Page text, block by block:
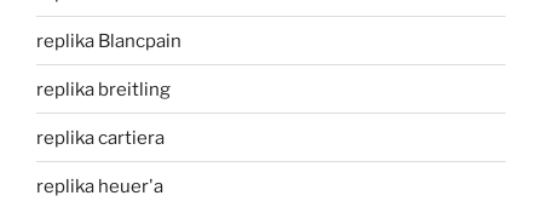
replika Blancpain
replika breitling
replika cartiera
replika heuer'a